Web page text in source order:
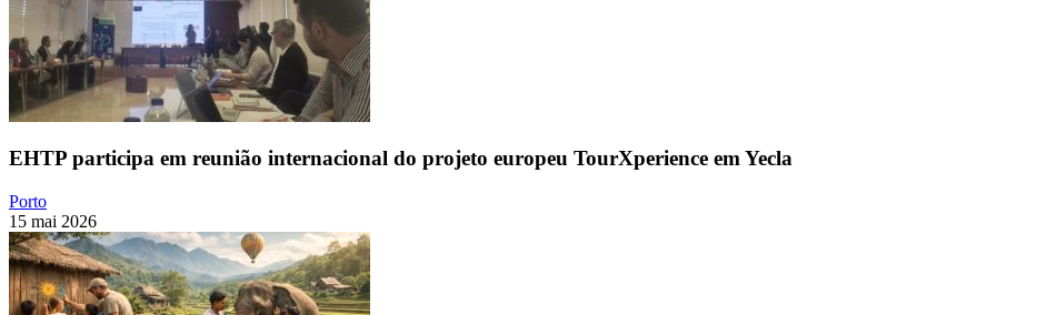
EHTP participa em reunião internacional do projeto europeu TourXperience em Yecla
Porto
15 mai 2026